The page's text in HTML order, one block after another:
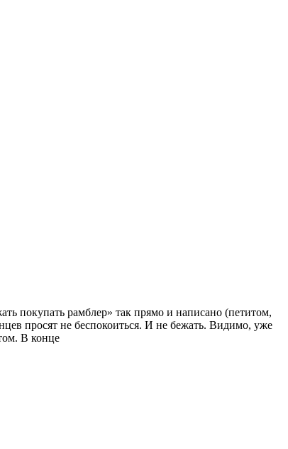
покупать рамблер» так прямо и написано (петитом,
просят не беспокоиться. И не бежать. Видимо, уже
В конце